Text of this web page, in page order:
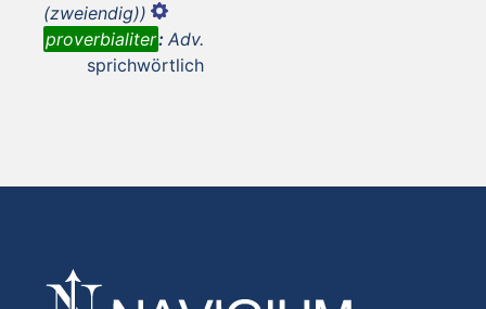
(zweiendig))
proverbialiter: Adv.
sprichwörtlich